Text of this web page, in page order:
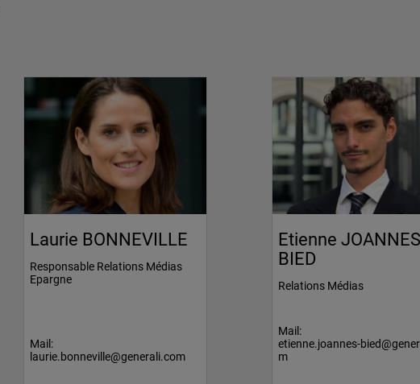
Laurie BONNEVILLE
Responsable Relations Médias
Epargne
Mail:
laurie.bonneville@generali.com
Etienne
BIED
Relations Médias
Mail:
etienne.joannes-
m